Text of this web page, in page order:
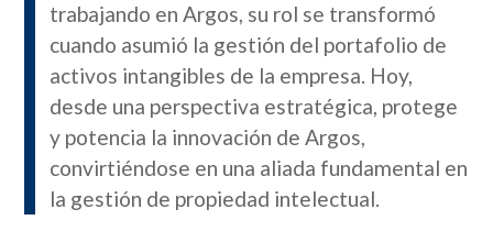
trabajando en Argos, su rol se transformó
cuando asumió la gestión del portafolio de
activos intangibles de la empresa. Hoy,
desde una perspectiva estratégica, protege
y potencia la innovación de Argos,
convirtiéndose en una aliada fundamental en
la gestión de propiedad intelectual.